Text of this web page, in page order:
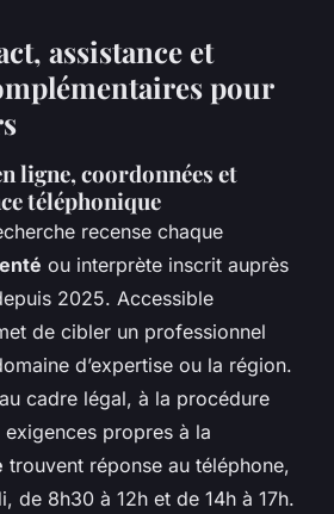
assistance et
pour
ligne, coordonnées et
téléphonique
recense chaque
ou interprète inscrit auprès
2025. Accessible
de cibler un professionnel
d’expertise ou la région.
cadre légal, à la procédure
propres à la
trouvent réponse au téléphone,
de 8h30 à 12h et de 14h à 17h.